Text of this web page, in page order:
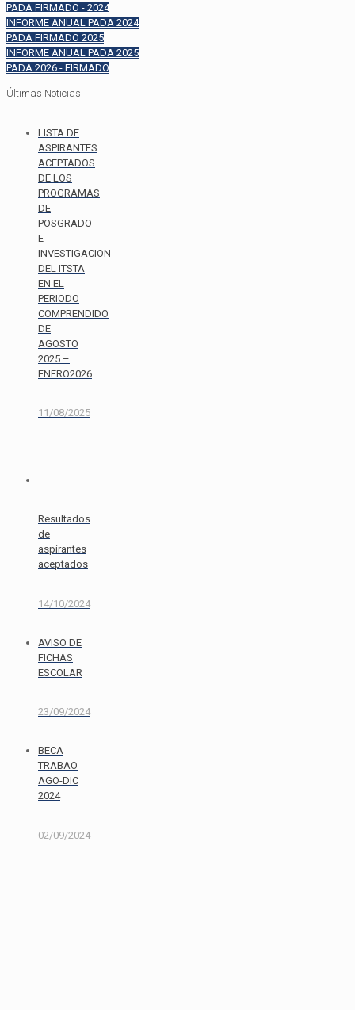
PADA FIRMADO - 2024
INFORME ANUAL PADA 2024
PADA FIRMADO 2025
INFORME ANUAL PADA 2025
PADA 2026 - FIRMADO
Últimas Noticias
LISTA DE
ASPIRANTES
ACEPTADOS
DE LOS
PROGRAMAS
DE
POSGRADO
E
INVESTIGACION
DEL ITSTA
EN EL
PERIODO
COMPRENDIDO
DE
AGOSTO
2025 –
ENERO2026
11/08/2025
Resultados
de
aspirantes
aceptados
14/10/2024
AVISO DE
FICHAS
ESCOLAR
23/09/2024
BECA
TRABAO
AGO-DIC
2024
02/09/2024